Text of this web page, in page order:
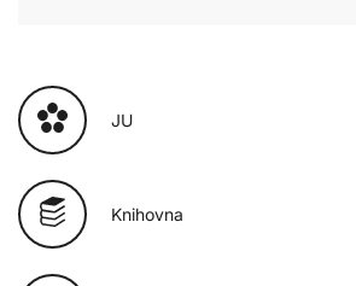
JU
Knihovna